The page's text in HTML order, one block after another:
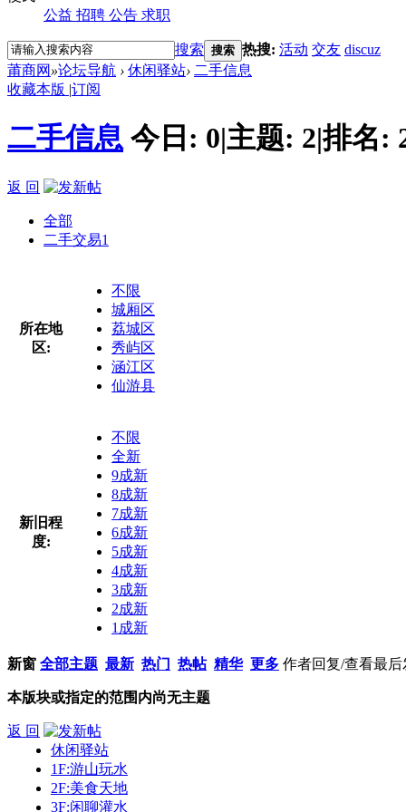
公益 招聘 公告 求职
搜索 搜索 热搜: 活动 交友 discuz
莆商网 »论坛导航 › 休闲驿站› 二手信息
收藏本版 |订阅
二手信息 今日: 0|主题: 2|排名:
返 回
全部
二手交易1
所在地
区:
不限
城厢区
荔城区
秀屿区
涵江区
仙游县
新旧程
度:
不限
全新
9成新
8成新
7成新
6成新
5成新
4成新
3成新
2成新
1成新
新窗 全部主题 最新 热门 热帖 精华 更多 作者回复/查看最后
本版块或指定的范围内尚无主题
返 回
休闲驿站
1F:游山玩水
2F:美食天地
3F:闲聊灌水